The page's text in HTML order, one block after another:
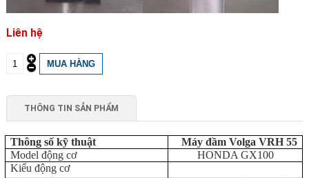
Liên hệ
THÔNG TIN SẢN PHẨM
Thông số kỹ thuật
Máy đầm Volga VRH 55
Model động cơ
HONDA GX100
Kiểu động cơ